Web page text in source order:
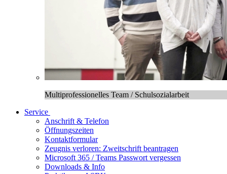
Multiprofessionelles Team / Schulsozialarbeit
Service
Anschrift & Telefon
Öffnungszeiten
Kontaktformular
Zeugnis verloren: Zweitschrift beantragen
Microsoft 365 / Teams Passwort vergessen
Downloads & Info